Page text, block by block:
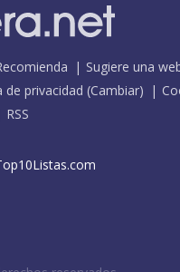
Sugiere una
de privacidad (Cambiar)
RSS